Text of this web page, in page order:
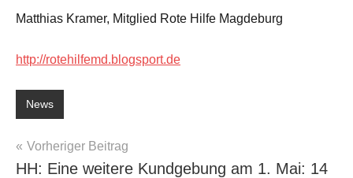
Matthias Kramer, Mitglied Rote Hilfe Magdeburg
http://rotehilfemd.blogsport.de
News
Beitragsnavigation
Vorheriger Beitrag
HH: Eine weitere Kundgebung am 1. Mai: 14